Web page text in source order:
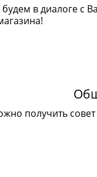
в диалоге с
получить